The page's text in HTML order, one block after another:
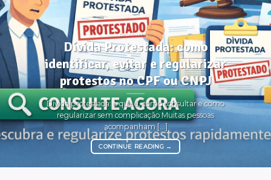
DICAS ÚTEIS
Dívida Protestada: como
identificar, evitar e regularizar
protestos no CPF ou CNPJ
Dívida protestada: o que é, como consultar e como
regularizar sem complicação Muitas pessoas
acompanham [...]
CONTINUE READING →